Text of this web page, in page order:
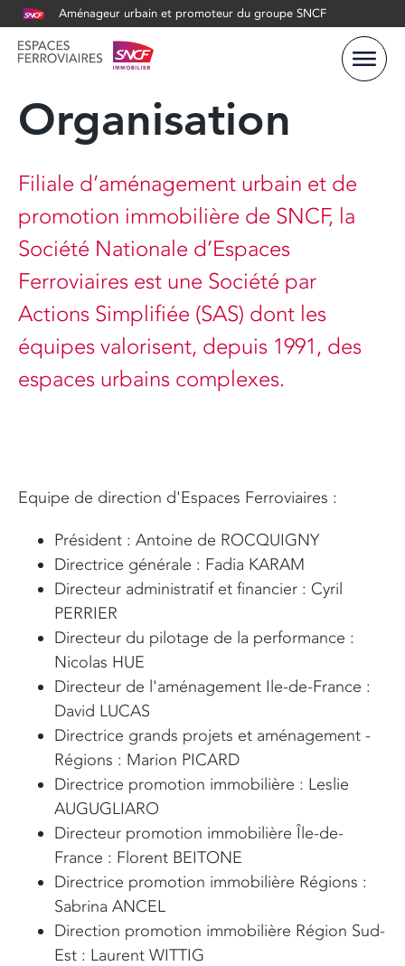
Aménageur urbain et promoteur du groupe SNCF
Organisation
Filiale d’aménagement urbain et de
promotion immobilière de SNCF, la
Société Nationale d’Espaces
Ferroviaires est une Société par
Actions Simplifiée (SAS) dont les
équipes valorisent, depuis 1991, des
espaces urbains complexes.
Equipe de direction d'Espaces Ferroviaires :
Président : Antoine de ROCQUIGNY
Directrice générale : Fadia KARAM
Directeur administratif et financier : Cyril
PERRIER
Directeur du pilotage de la performance :
Nicolas HUE
Directeur de l'aménagement Ile-de-France :
David LUCAS
Directrice grands projets et aménagement -
Régions : Marion PICARD
Directrice promotion immobilière : Leslie
AUGUGLIARO
Directeur promotion immobilière Île-de-
France : Florent BEITONE
Directrice promotion immobilière Régions :
Sabrina ANCEL
Direction promotion immobilière Région Sud-
Est : Laurent WITTIG